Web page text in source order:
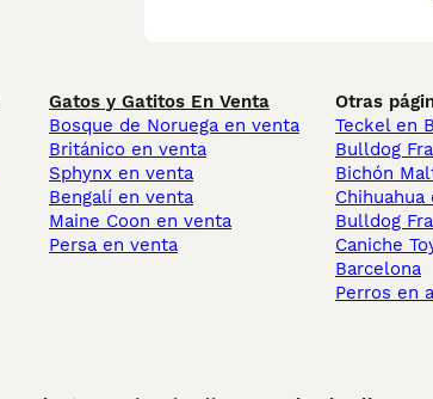
Gatos y Gatitos En Venta
Bosque de Noruega en venta
Británico en venta
Sphynx en venta
Bengalí en venta
Maine Coon en venta
Persa en venta
Otras
Teckel en
Bulldog
Bichón
Bulldog
Caniche
Barcelona
Perros en